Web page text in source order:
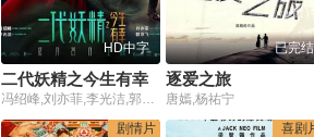
HD中字
二代妖精之今生有幸
冯绍峰,刘亦菲,李光洁,郭京飞,焦俊艳,熊乃瑾,王双宝,张子贤,朱捷,陈芋米,范湉湉,隋凯,崔名扬
已完结
逐爱之旅
唐嫣,杨祐宁
剧情片 喜剧